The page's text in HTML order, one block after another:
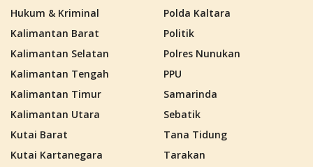
Hukum & Kriminal
Kalimantan Barat
Kalimantan Selatan
Kalimantan Tengah
Kalimantan Timur
Kalimantan Utara
Kutai Barat
Kutai Kartanegara
Polda Kaltara
Politik
Polres Nunukan
PPU
Samarinda
Sebatik
Tana Tidung
Tarakan